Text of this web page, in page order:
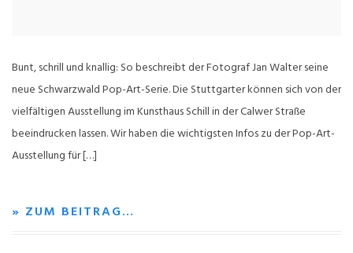
Bunt, schrill und knallig: So beschreibt der Fotograf Jan Walter seine
neue Schwarzwald Pop-Art-Serie. Die Stuttgarter können sich von der
vielfältigen Ausstellung im Kunsthaus Schill in der Calwer Straße
beeindrucken lassen. Wir haben die wichtigsten Infos zu der Pop-Art-
Ausstellung für […]
» ZUM BEITRAG…